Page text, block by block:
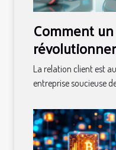
Comment
client
La relation client est
entreprise soucieuse